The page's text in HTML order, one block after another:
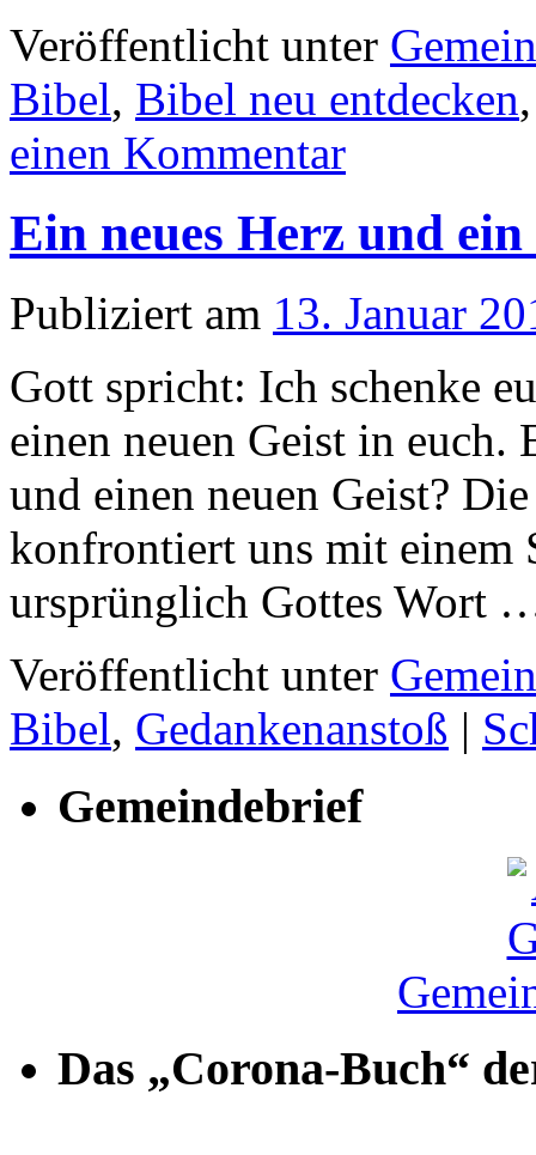
Veröffentlicht unter
Bibel, Bibel neu entdecken
einen Kommentar
Ein neues Herz und
Publiziert am 13. Januar
Gott spricht: Ich schenke
einen neuen Geist in euch.
und einen neuen Geist?
konfrontiert uns mit einem
ursprünglich Gottes Wort
Veröffentlicht unter
Bibel, Gedankenanstoß |
Gemeindebrief
Das „Corona-Buch“